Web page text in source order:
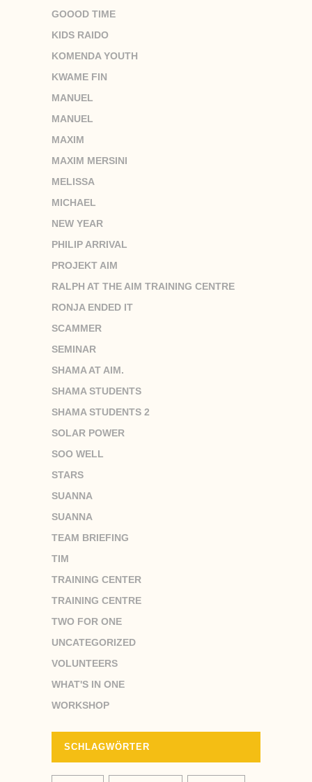
GOOOD TIME
KIDS RAIDO
KOMENDA YOUTH
KWAME FIN
MANUEL
MANUEL
MAXIM
MAXIM MERSINI
MELISSA
MICHAEL
NEW YEAR
PHILIP ARRIVAL
PROJEKT AIM
RALPH AT THE AIM TRAINING CENTRE
RONJA ENDED IT
SCAMMER
SEMINAR
SHAMA AT AIM.
SHAMA STUDENTS
SHAMA STUDENTS 2
SOLAR POWER
SOO WELL
STARS
SUANNA
SUANNA
TEAM BRIEFING
TIM
TRAINING CENTER
TRAINING CENTRE
TWO FOR ONE
UNCATEGORIZED
VOLUNTEERS
WHAT'S IN ONE
WORKSHOP
SCHLAGWÖRTER